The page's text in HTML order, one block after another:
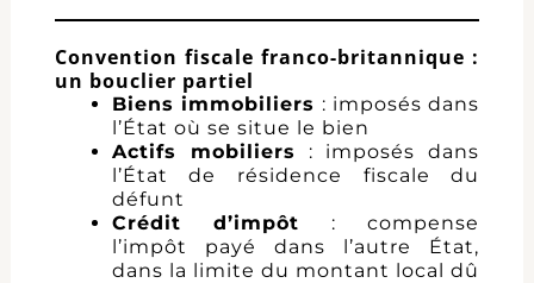
Convention fiscale franco-britannique :
un bouclier partiel
Biens immobiliers : imposés dans
l’État où se situe le bien
Actifs mobiliers : imposés dans
l’État de résidence fiscale du
défunt
Crédit d’impôt : compense
l’impôt payé dans l’autre État,
dans la limite du montant local dû